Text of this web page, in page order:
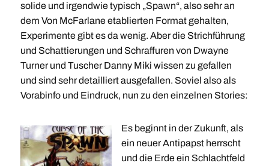
solide und irgendwie typisch „Spawn“, also sehr an
dem Von McFarlane etablierten Format gehalten,
Experimente gibt es da wenig. Aber die Strichführung
und Schattierungen und Schraffuren von Dwayne
Turner und Tuscher Danny Miki wissen zu gefallen
und sind sehr detailliert ausgefallen. Soviel also als
Vorabinfo und Eindruck, nun zu den einzelnen Stories:
Es beginnt in der Zukunft, als
ein neuer Antipapst herrscht
und die Erde ein Schlachtfeld